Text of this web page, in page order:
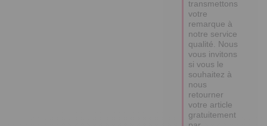
transmettons
votre
remarque à
notre service
qualité. Nous
vous invitons
si vous le
souhaitez à
nous
retourner
votre article
gratuitement